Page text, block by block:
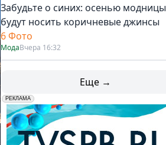
Забудьте о синих: осенью модницы
будут носить коричневые джинсы
6 Фото
МодаВчера 16:32
Еще →
erid: LdtCK5udn
РЕКЛАМА
АО "ГАТР", ИНН: 7841320717